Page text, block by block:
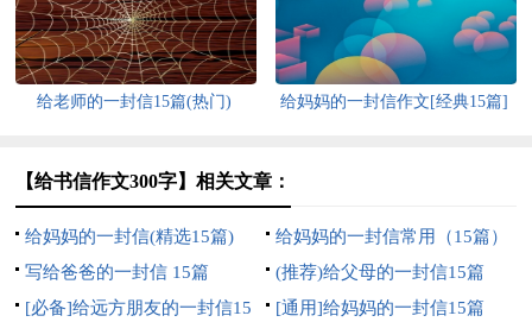
给老师的一封信15篇(热门) 给妈妈的一封信作文[经典15篇]
【给书信作文300字】相关文章：
给妈妈的一封信(精选15篇)
给妈妈的一封信常用（15篇）
写给爸爸的一封信 15篇
(推荐)给父母的一封信15篇
[必备]给远方朋友的一封信15
[通用]给妈妈的一封信15篇